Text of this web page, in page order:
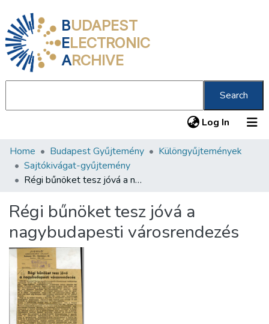
BUDAPEST
ELECTRONIC
ARCHIVE
Search
Log In (current)
Communities & Collections
All of DSpace
About us
Home Budapest Gyűjtemény
Különgyűjtemények
Sajtókivágat-gyűjtemény
Régi bűnöket tesz jóvá a nagybudapesti városrendezés
Régi bűnöket tesz jóvá a
nagybudapesti városrendezés